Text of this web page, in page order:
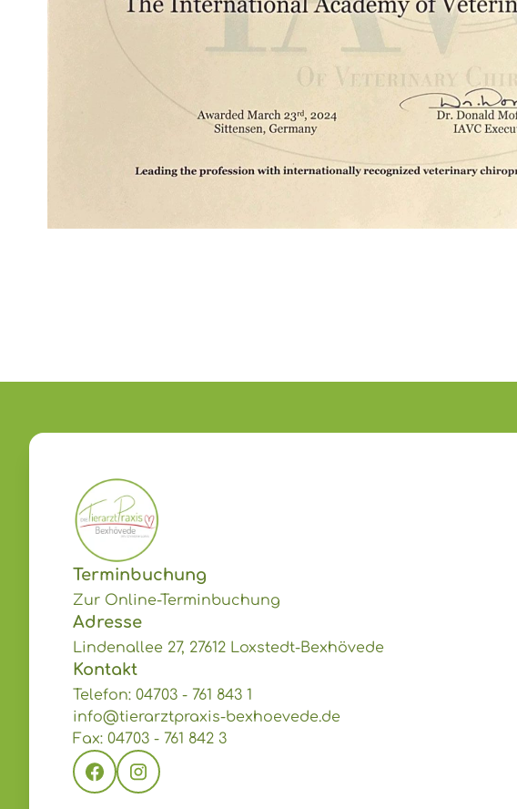
Terminbuchung
Zur Online-Terminbuchung
Adresse
Lindenallee 27, 27612 Loxstedt-Bexhövede
Kontakt
Telefon: 04703 - 761 843 1
info@tierarztpraxis-bexhoevede.de
Fax: 04703 - 761 842 3